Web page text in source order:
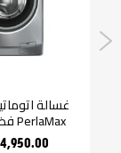
غسالة
PerlaMax فضي 6 كيلو
14,950.00